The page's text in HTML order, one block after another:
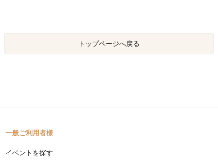
トップページへ戻る
一般ご利用者様
イベントを探す